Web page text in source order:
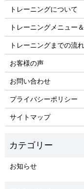
トレーニングについて
トレーニングメニュー
トレーニングまでの流れ
お客様の声
お問い合わせ
プライバシーポリシー
サイトマップ
お知らせ